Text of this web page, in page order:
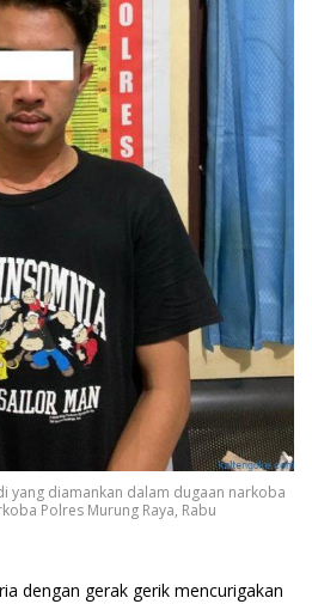
yang diamankan dalam dugaan narkoba
Polres Murung Raya, Rabu
dengan gerak gerik mencurigakan